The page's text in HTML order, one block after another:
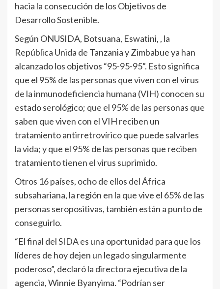
hacia la consecución de los Objetivos de
Desarrollo Sostenible.
Según ONUSIDA, Botsuana, Eswatini, , la
República Unida de Tanzania y Zimbabue ya han
alcanzado los objetivos “95-95-95”. Esto significa
que el 95% de las personas que viven con el virus
de la inmunodeficiencia humana (VIH) conocen su
estado serológico; que el 95% de las personas que
saben que viven con el VIH reciben un
tratamiento antirretrovírico que puede salvarles
la vida; y que el 95% de las personas que reciben
tratamiento tienen el virus suprimido.
Otros 16 países, ocho de ellos del África
subsahariana, la región en la que vive el 65% de las
personas seropositivas, también están a punto de
conseguirlo.
“El final del SIDA es una oportunidad para que los
líderes de hoy dejen un legado singularmente
poderoso”, declaró la directora ejecutiva de la
agencia, Winnie Byanyima. “Podrían ser